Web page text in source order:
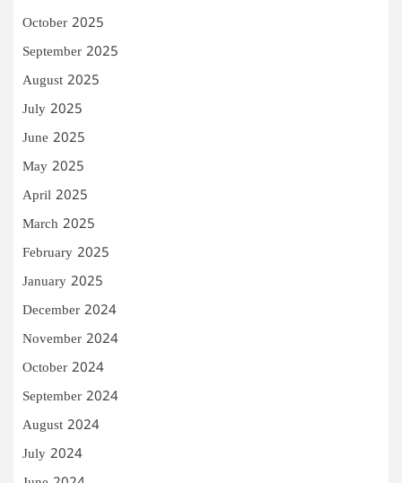
October 2025
September 2025
August 2025
July 2025
June 2025
May 2025
April 2025
March 2025
February 2025
January 2025
December 2024
November 2024
October 2024
September 2024
August 2024
July 2024